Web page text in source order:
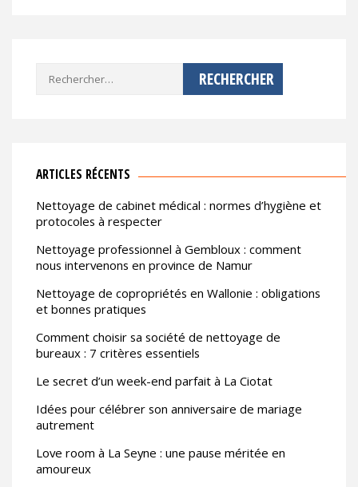
Rechercher :
ARTICLES RÉCENTS
Nettoyage de cabinet médical : normes d’hygiène et
protocoles à respecter
Nettoyage professionnel à Gembloux : comment
nous intervenons en province de Namur
Nettoyage de copropriétés en Wallonie : obligations
et bonnes pratiques
Comment choisir sa société de nettoyage de
bureaux : 7 critères essentiels
Le secret d’un week-end parfait à La Ciotat
Idées pour célébrer son anniversaire de mariage
autrement
Love room à La Seyne : une pause méritée en
amoureux